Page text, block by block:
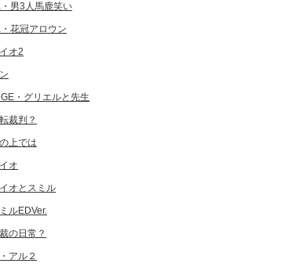
男3人馬鹿笑い
花冠アロウン
オ2
・グリエルと先生
裁判？
上では
オ
オとスミル
ルEDVer.
の日常？
アル２